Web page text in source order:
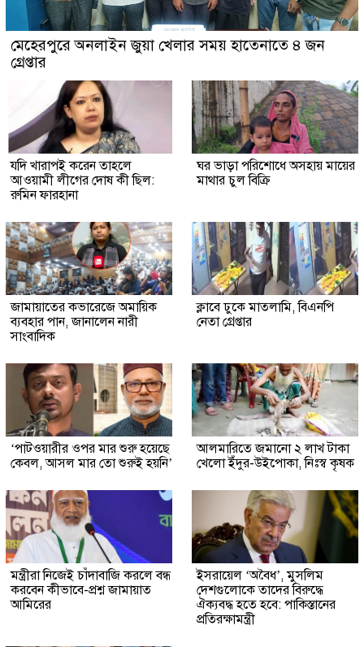
মেহেরপুরে অনলাইন জুয়া খেলার সময় হাতেনাতে ৪ জন
গ্রেপ্তার
যদি খারাপই করেন তাহলে
আওয়ামী লীগের দোষ কী ছিল:
রুমিন ফারহানা
ঘর ভাড়া পরিশোধে অসহায় মায়ের
মাথার চুল বিক্রি
জামায়াতের কভারেজে অমায়িক
ব্যবহার পান, জানালেন নারী
সাংবাদিক
ক্লাবে ঢুকে মাতলামি, বিএনপি
নেতা গ্রেপ্তার
‘পাটওয়ারীর ওপর মার শুরু হয়েছে
কেবল, আসল মার তো শুরুই হয়নি’
আলমারিতে জমানো ২ লাখ টাকা
খেলো ইঁদুর-উইপোকা, নিঃস্ব কৃষক
মন্ত্রীরা নিজেই চাঁদাবাজি করলে বন্ধ
করবেন কীভাবে-প্রশ্ন জামায়াত
আমিরের
ইসরায়েল ‘অবৈধ’, মুসলিম
দেশগুলোকে তাদের বিরুদ্ধে
ঐক্যবদ্ধ হতে হবে: পাকিস্তানের
প্রতিরক্ষামন্ত্রী